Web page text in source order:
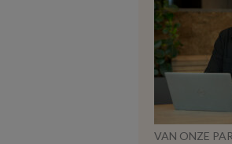
VAN ONZE